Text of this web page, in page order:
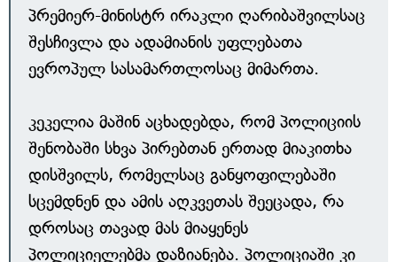
პრემიერ-მინისტრ ირაკლი ღარიბაშვილსაც
შესჩივლა და ადამიანის უფლებათა
ევროპულ სასამართლოსაც მიმართა.
კეკელია მაშინ აცხადებდა, რომ პოლიციის
შენობაში სხვა პირებთან ერთად მიაკითხა
დისშვილს, რომელსაც განყოფილებაში
სცემდნენ და ამის აღკვეთას შეეცადა, რა
დროსაც თავად მას მიაყენეს
პოლიციელებმა დაზიანება. პოლიციაში კი